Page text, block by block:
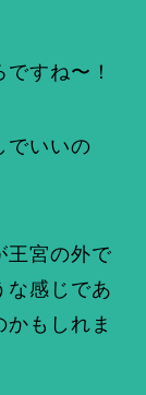
すね〜！
でいいの
王宮の外で
な感じであ
もしれま